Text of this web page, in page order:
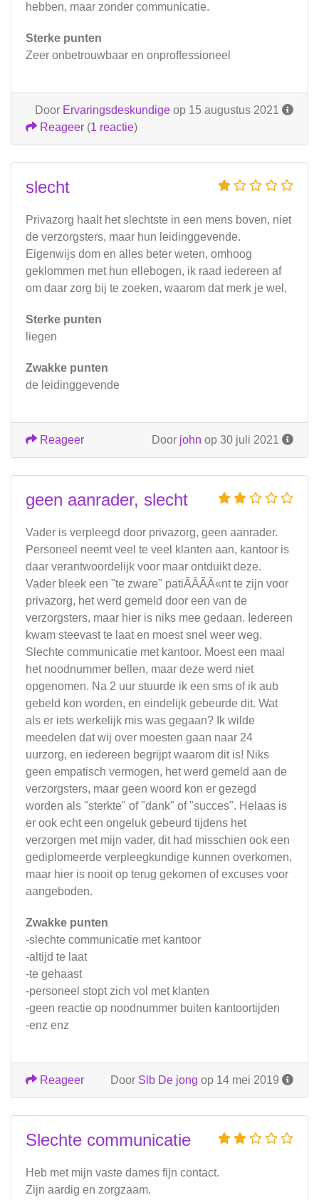
hebben, maar zonder communicatie.
Sterke punten
Zeer onbetrouwbaar en onproffessioneel
Door Ervaringsdeskundige op 15 augustus 2021
Reageer (1 reactie)
slecht
Privazorg haalt het slechtste in een mens boven, niet
de verzorgsters, maar hun leidinggevende.
Eigenwijs dom en alles beter weten, omhoog
geklommen met hun ellebogen, ik raad iedereen af
om daar zorg bij te zoeken, waarom dat merk je wel,
Sterke punten
liegen
Zwakke punten
de leidinggevende
Door john op 30 juli 2021
Reageer
geen aanrader, slecht
Vader is verpleegd door privazorg, geen aanrader.
Personeel neemt veel te veel klanten aan, kantoor is
daar verantwoordelijk voor maar ontduikt deze.
Vader bleek een "te zware" patiÃÂÃÂ«nt te zijn voor
privazorg, het werd gemeld door een van de
verzorgsters, maar hier is niks mee gedaan. Iedereen
kwam steevast te laat en moest snel weer weg.
Slechte communicatie met kantoor. Moest een maal
het noodnummer bellen, maar deze werd niet
opgenomen. Na 2 uur stuurde ik een sms of ik aub
gebeld kon worden, en eindelijk gebeurde dit. Wat
als er iets werkelijk mis was gegaan? Ik wilde
meedelen dat wij over moesten gaan naar 24
uurzorg, en iedereen begrijpt waarom dit is! Niks
geen empatisch vermogen, het werd gemeld aan de
verzorgsters, maar geen woord kon er gezegd
worden als "sterkte" of "dank" of "succes". Helaas is
er ook echt een ongeluk gebeurd tijdens het
verzorgen met mijn vader, dit had misschien ook een
gediplomeerde verpleegkundige kunnen overkomen,
maar hier is nooit op terug gekomen of excuses voor
aangeboden.
Zwakke punten
-slechte communicatie met kantoor
-altijd te laat
-te gehaast
-personeel stopt zich vol met klanten
-geen reactie op noodnummer buiten kantoortijden
-enz enz
Door Slb De jong op 14 mei 2019
Reageer
Slechte communicatie
Heb met mijn vaste dames fijn contact.
Zijn aardig en zorgzaam.